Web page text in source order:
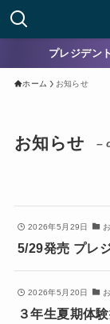
プレジデン
ホーム お知らせ
お知らせ –
2026年5月29日
5/29発売 プレ
2026年5月20日
３年生夏期体